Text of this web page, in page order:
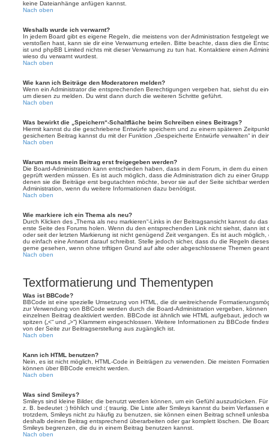
keine Dateianhänge anfügen kannst.
Nach oben
Weshalb wurde ich verwarnt?
In jedem Board gibt es eigene Regeln, die meistens von der Administration festgelegt
verstoßen hast, kann sie dir eine Verwarnung erteilen. Bitte beachte, dass dies die
ist und phpBB Limited nichts mit dieser Verwarnung zu tun hat. Kontaktiere einen
wieso du verwarnt wurdest.
Nach oben
Wie kann ich Beiträge den Moderatoren melden?
Wenn ein Administrator die entsprechenden Berechtigungen vergeben hat, siehst du
um diesen zu melden. Du wirst dann durch die weiteren Schritte geführt.
Nach oben
Was bewirkt die „Speichern“-Schaltfläche beim Schreiben eines Beitrags?
Hiermit kannst du die geschriebene Entwürfe speichern und zu einem späteren
gesicherten Beitrag kannst du mit der Funktion „Gespeicherte Entwürfe verwalten“ in
Nach oben
Warum muss mein Beitrag erst freigegeben werden?
Die Board-Administration kann entschieden haben, dass in dem Forum, in dem du
geprüft werden müssen. Es ist auch möglich, dass die Administration dich zu einer
denen sie die Beiträge erst begutachten möchte, bevor sie auf der Seite sichtbar
Administration, wenn du weitere Informationen dazu benötigst.
Nach oben
Wie markiere ich ein Thema als neu?
Durch Klicken des „Thema als neu markieren“-Links in der Beitragsansicht kannst du
erste Seite des Forums holen. Wenn du den entsprechenden Link nicht siehst, dann ist
oder seit der letzten Markierung ist nicht genügend Zeit vergangen. Es ist auch
du einfach eine Antwort darauf schreibst. Stelle jedoch sicher, dass du die Regeln
gerne gesehen, wenn ohne triftigen Grund auf alte oder abgeschlossene Themen
Nach oben
Textformatierung und Thementypen
Was ist BBCode?
BBCode ist eine spezielle Umsetzung von HTML, die dir weitreichende
zur Verwendung von BBCode werden durch die Board-Administration vergeben,
einzelnen Beitrag deaktiviert werden. BBCode ist ähnlich wie HTML aufgebaut, jedoch
spitzen („<“ und „>“) Klammern eingeschlossen. Weitere Informationen zu BBCode
von der Seite zur Beitragserstellung aus zugänglich ist.
Nach oben
Kann ich HTML benutzen?
Nein, es ist nicht möglich, HTML-Code in Beiträgen zu verwenden. Die meisten
können über BBCode erreicht werden.
Nach oben
Was sind Smileys?
Smileys sind kleine Bilder, die benutzt werden können, um ein Gefühl auszudrücken.
z. B. bedeutet :) fröhlich und :( traurig. Die Liste aller Smileys kannst du beim Verfassen
trotzdem, Smileys nicht zu häufig zu benutzen, sie können einen Beitrag schnell
deshalb deinen Beitrag entsprechend überarbeiten oder gar komplett löschen. Die
Smileys begrenzen, die du in einem Beitrag benutzen kannst.
Nach oben